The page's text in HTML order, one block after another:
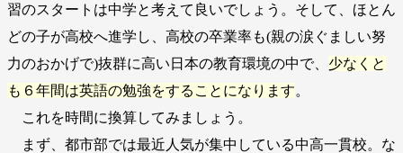
習のスタートは中学と考えて良いでしょう。そして、ほとん
どの子が高校へ進学し、高校の卒業率も(親の涙ぐましい努
力のおかげで)抜群に高い日本の教育環境の中で、 少なくと
も６年間は英語の勉強をすることになります。
これを時間に換算してみましょう。
まず、都市部では最近人気が集中している中高一貫校。な